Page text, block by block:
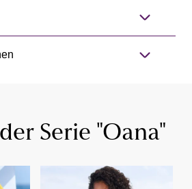
Serie "Oana"